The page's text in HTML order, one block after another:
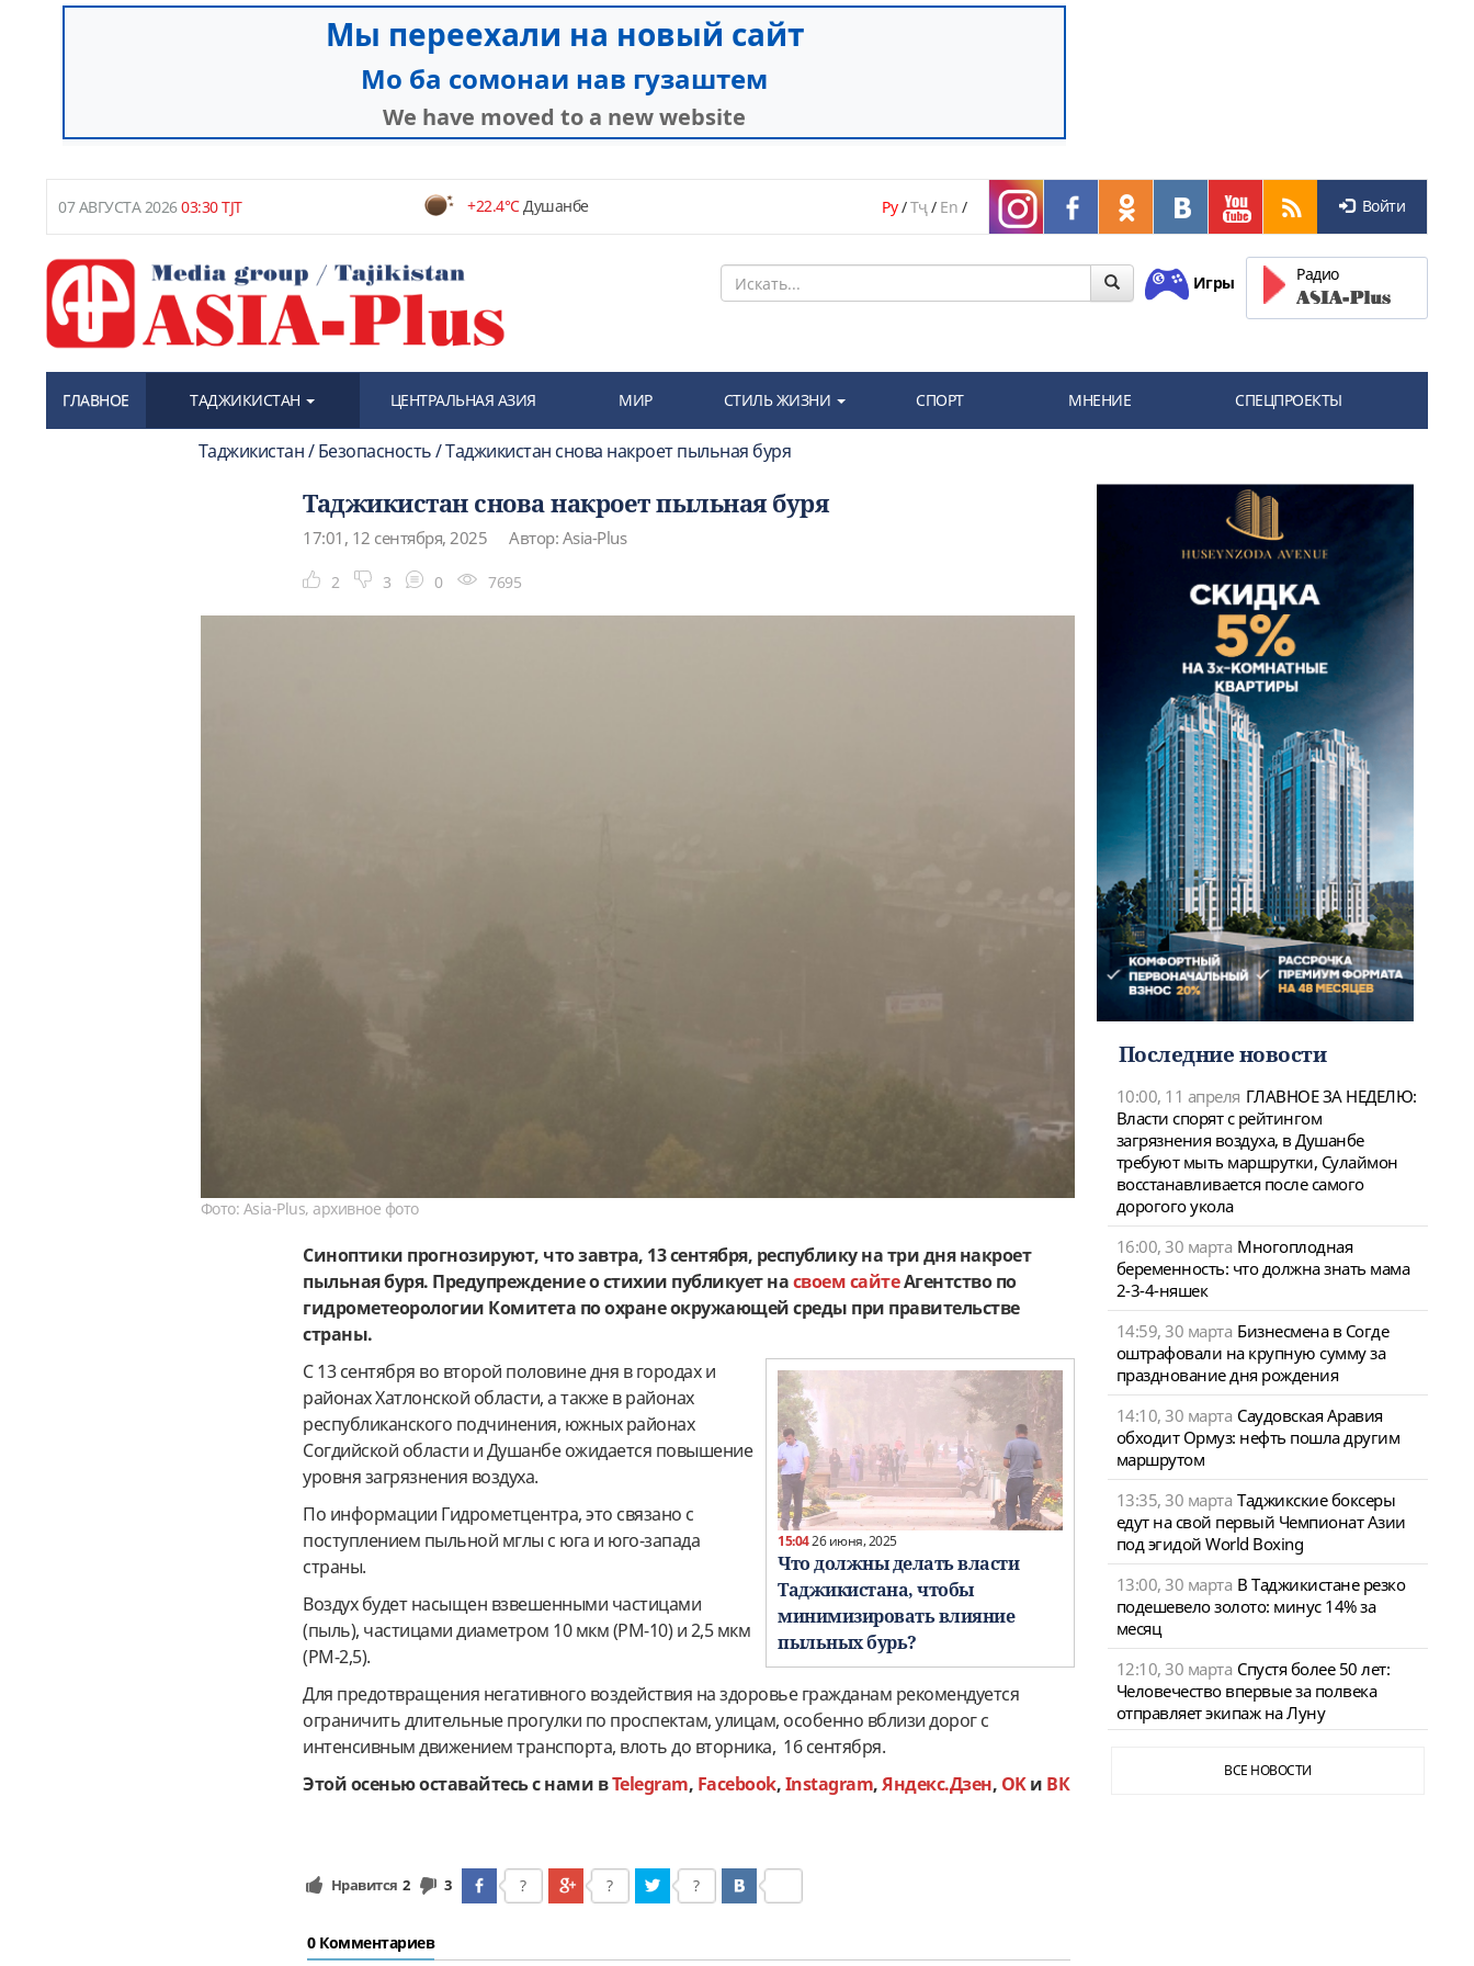
07 АВГУСТА 202603:30 TJT +22.4°CДушанбе Ру/Тҷ/ En / Войти
Игры Радио
ГЛАВНОЕ ТАДЖИКИСТАН ЦЕНТРАЛЬНАЯ АЗИЯ МИР СТИЛЬ ЖИЗНИ СПОРТ МНЕНИЕ СПЕЦПРОЕКТЫ
Таджикистан / Безопасность / Таджикистан снова накроет пыльная буря
Таджикистан снова накроет пыльная буря
17:01, 12 сентября, 2025 Автор: Asia-Plus
2 3 0 7695
Фото: Asia-Plus, архивное фото
Синоптики прогнозируют, что завтра, 13 cентября, республику на три дня накроет
пыльная буря. Предупреждение о стихии публикует насвоем сайтеАгентство по
гидрометеорологии Комитета по охране окружающей среды при правительстве
страны.
15:0426 июня, 2025
Что должны делать власти
Таджикистана, чтобы
минимизировать влияние
пыльных бурь?
С 13 сентября во второй половине дня в городах и
районах Хатлонской области, а также в районах
республиканского подчинения, южных районах
Согдийской области и Душанбе ожидается повышение
уровня загрязнения воздуха.
По информации Гидрометцентра, это связано с
поступлением пыльной мглы с юга и юго-запада
страны.
Воздух будет насыщен взвешенными частицами
(пыль), частицами диаметром 10 мкм (РМ-10) и 2,5 мкм
(РМ-2,5).
Для предотвращения негативного воздействия на здоровье гражданам рекомендуется
ограничить длительные прогулки по проспектам, улицам, особенно вблизи дорог с
интенсивным движением транспорта, влоть до вторника, 16 сентября.
Этой осенью оставайтесь с нами вTelegram, Facebook,Instagram,Яндекс.Дзен, OKи ВК
Нравится 2 3 ? ? ?
0 Комментариев
Последние новости
10:00, 11 апреля ГЛАВНОЕ ЗА НЕДЕЛЮ:
Власти спорят с рейтингом
загрязнения воздуха, в Душанбе
требуют мыть маршрутки, Сулаймон
восстанавливается после самого
дорогого укола
16:00, 30 марта Многоплодная
беременность: что должна знать мама
2-3-4-няшек
14:59, 30 марта Бизнесмена в Согде
оштрафовали на крупную сумму за
празднование дня рождения
14:10, 30 марта Саудовская Аравия
обходит Ормуз: нефть пошла другим
маршрутом
13:35, 30 марта Таджикские боксеры
едут на свой первый Чемпионат Азии
под эгидой World Boxing
13:00, 30 марта В Таджикистане резко
подешевело золото: минус 14% за
месяц
12:10, 30 марта Спустя более 50 лет:
Человечество впервые за полвека
отправляет экипаж на Луну
ВСЕ НОВОСТИ